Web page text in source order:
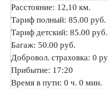
Расстояние: 12,10 км.
Тариф полный: 85.00 руб.
Тариф детский: 85.00 руб.
Багаж: 50.00 руб.
Добровол. страховка: 0
Прибытие: 17:20
Время в пути: 0 ч. 0 мин.